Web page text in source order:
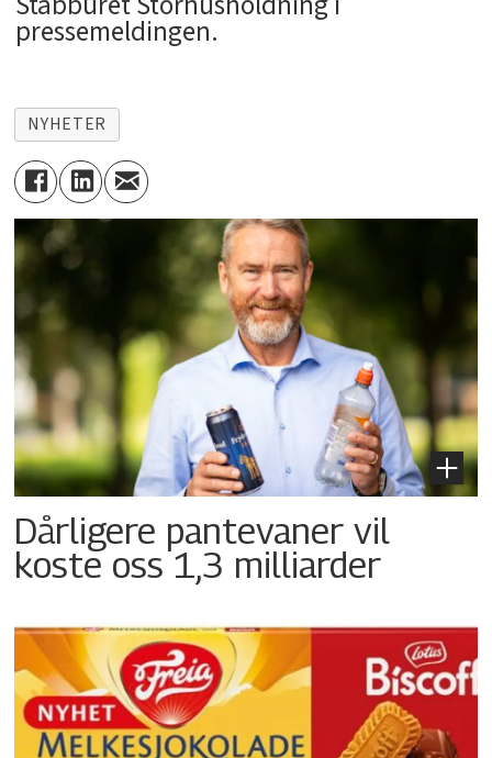
pressemeldingen.
NYHETER
Dårligere pantevaner vil
koste oss 1,3 milliarder